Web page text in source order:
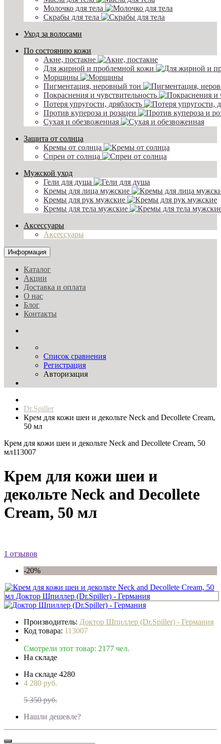
Молочко для тела
Скрабы для тела
Уход за волосами
По состоянию кожи
Акне, постакне
Для жирной и проблемной кожи
Морщины
Пигментация, неровный тон
Покраснения и чувствительность
Потеря упругости, дряблость
Против купероза и розацеи
Сухая и обезвоженная
Защита от солнца
Кремы от солнца
Спреи от солнца
Мужской уход
Гели для душа
Кремы для лица мужские
Кремы для рук мужские
Кремы для тела мужские
Аксессуары
Аксессуары
Информация
Каталог
Акции
Доставка и оплата
О нас
Блог
Контакты
Список сравнения
Регистрация
Авторизация
Dr.Spiller
Крем для кожи шеи и декольте Neck and Decollete Cream,
50 мл
Крем для кожи шеи и декольте Neck and Decollete Cream, 50
мл113007
Крем для кожи шеи и
декольте Neck and Decollete
Cream, 50 мл
1 отзывов
-20%
Производитель: Доктор Шпиллер (Dr.Spiller) - Германия
Код товара: 113007
Смотрели этот товар: 2177 чел.
На складе
На складе 4280
4 280 руб.
5 350 руб.
Нашли дешевле?